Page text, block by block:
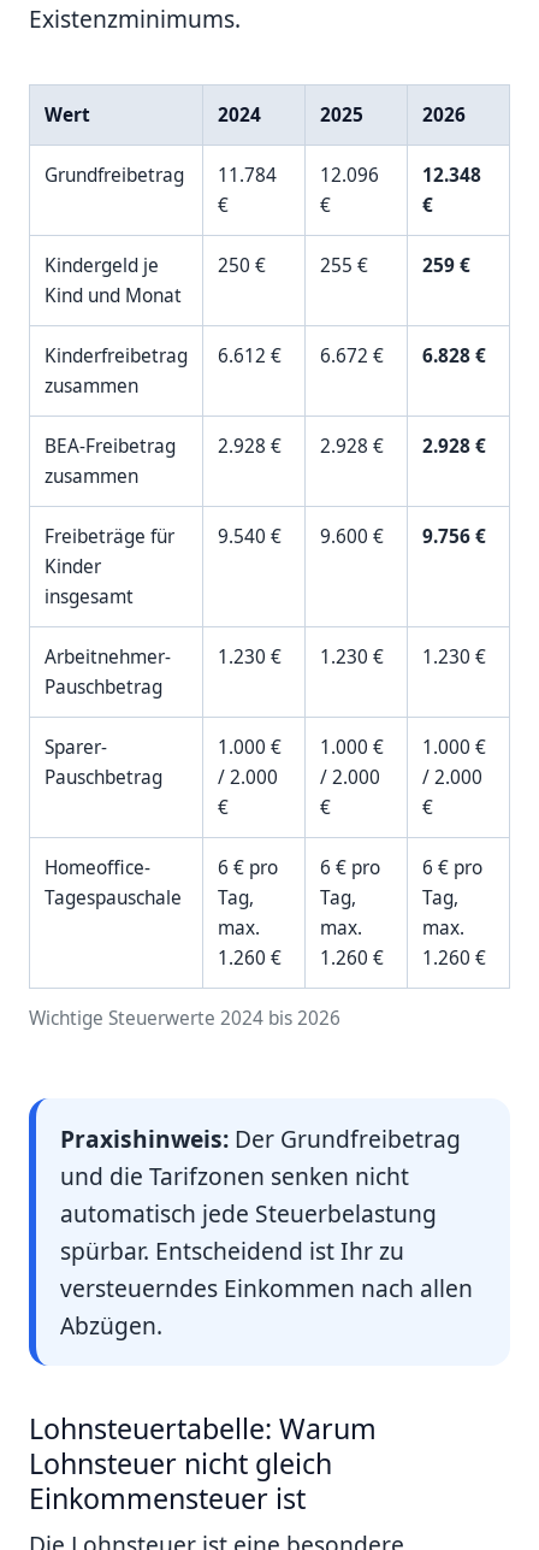
Existenzminimums.
Wichtige Steuerwerte 2024 bis 2026
Wert 2024 2025 2026
Grundfreibetrag
11.784
€
12.096
€
12.348
€
Kindergeld je
Kind und Monat
250 € 255 € 259 €
Kinderfreibetrag
zusammen
6.612 € 6.672 € 6.828 €
BEA-Freibetrag
zusammen
2.928 € 2.928 € 2.928 €
Freibeträge für
Kinder
insgesamt
9.540 € 9.600 € 9.756 €
Arbeitnehmer-
Pauschbetrag
1.230 € 1.230 € 1.230 €
Sparer-
Pauschbetrag
1.000 €
/ 2.000
€
1.000 €
/ 2.000
€
1.000 €
/ 2.000
€
Homeoffice-
Tagespauschale
6 € pro
Tag,
max.
1.260 €
6 € pro
Tag,
max.
1.260 €
6 € pro
Tag,
max.
1.260 €
Praxishinweis: Der Grundfreibetrag
und die Tarifzonen senken nicht
automatisch jede Steuerbelastung
spürbar. Entscheidend ist Ihr zu
versteuerndes Einkommen nach allen
Abzügen.
Lohnsteuertabelle: Warum
Lohnsteuer nicht gleich
Einkommensteuer ist